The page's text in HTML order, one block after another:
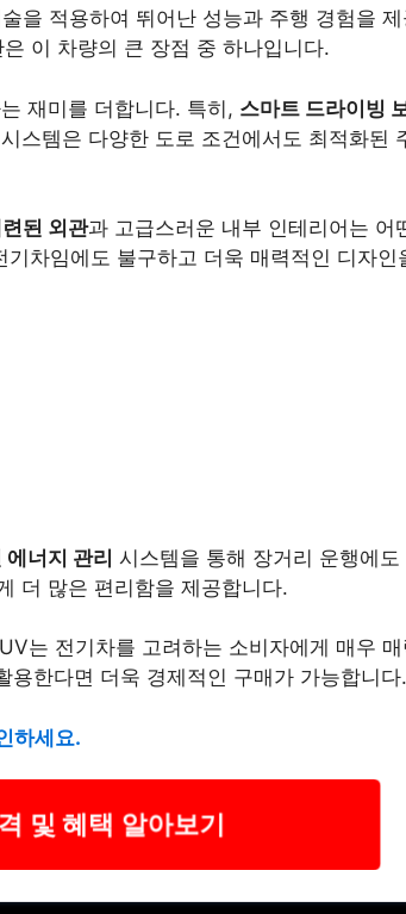
을 적용하여 뛰어난 성능과 주행 경험을 제
이 차량의 큰 장점 중 하나입니다.
재미를 더합니다. 특히, 스마트 드라이빙
스템은 다양한 도로 조건에서도 최적화된
된 외관과 고급스러운 내부 인테리어는 어
차임에도 불구하고 더욱 매력적인 디자인
에너지 관리 시스템을 통해 장거리 운행에도
더 많은 편리함을 제공합니다.
는 전기차를 고려하는 소비자에게 매우 매
한다면 더욱 경제적인 구매가 가능합니다.
하세요.
및 혜택 알아보기